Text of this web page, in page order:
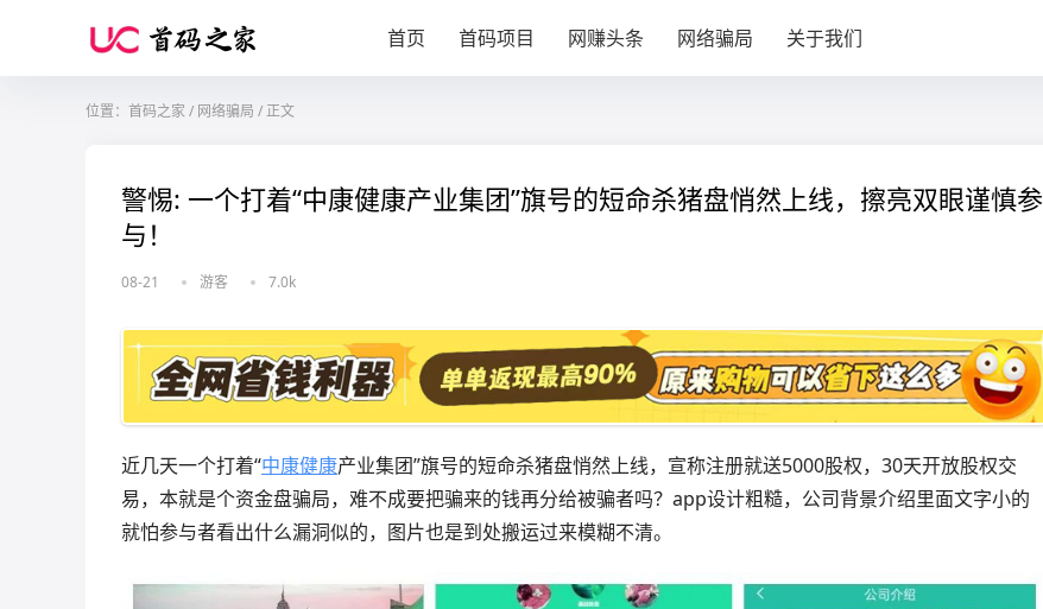
首页 首码项目 网赚头条 网络骗局 关于我们
位置： 首码之家 / 网络骗局 /正文
警惕: 一个打着“中康健康产业集团”旗号的短命杀猪盘悄然上线，擦亮双眼谨慎参
与！
08-21 游客 7.0k
近几天一个打着“中康健康产业集团”旗号的短命杀猪盘悄然上线，宣称注册就送5000股权，30天开放股权交
易，本就是个资金盘骗局，难不成要把骗来的钱再分给被骗者吗？app设计粗糙，公司背景介绍里面文字小的
就怕参与者看出什么漏洞似的，图片也是到处搬运过来模糊不清。